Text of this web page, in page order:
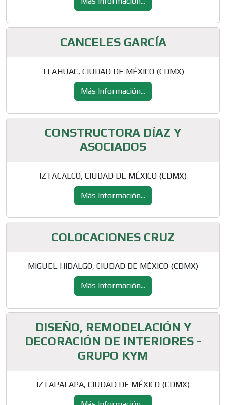
CANCELES GARCÍA
TLAHUAC, CIUDAD DE MÉXICO (CDMX)
Más Información...
CONSTRUCTORA DÍAZ Y
ASOCIADOS
IZTACALCO, CIUDAD DE MÉXICO (CDMX)
Más Información...
COLOCACIONES CRUZ
MIGUEL HIDALGO, CIUDAD DE MÉXICO (CDMX)
Más Información...
DISEÑO, REMODELACIÓN Y
DECORACIÓN DE INTERIORES -
GRUPO KYM
IZTAPALAPA, CIUDAD DE MÉXICO (CDMX)